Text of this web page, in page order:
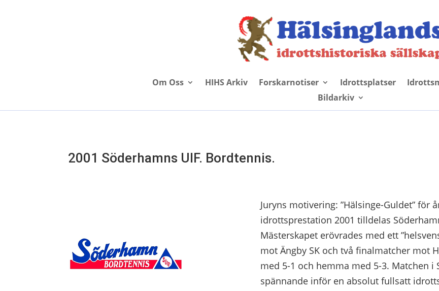
Om Oss HIHS Arkiv Forskarnotiser Idrottsplatser
Bildarkiv
2001 Söderhamns UIF. Bordtennis.
Juryns motivering: ”Hälsinge-Guldet” för
idrottsprestation 2001 tilldelas
Mästerskapet erövrades med ett
mot Ängby SK och två finalmatcher mot
med 5-1 och hemma med 5-3. Matchen
spännande inför en absolut fullsatt